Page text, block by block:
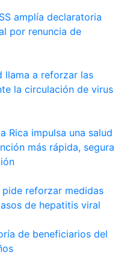
amplía declaratoria
por renuncia de
llama a reforzar las
la circulación de virus
Rica impulsa una salud
más rápida, segura
pide reforzar medidas
de hepatitis viral
de beneficiarios del